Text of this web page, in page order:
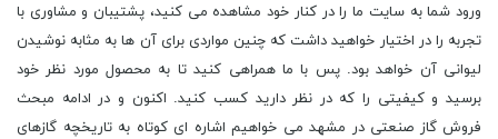
ورود شما به سایت ما را در کنار خود مشاهده می کنید، پشتیبان و مشاوری با
تجربه را در اختیار خواهید داشت که چنین مواردی برای آن ها به مثابه نوشیدن
لیوانی آن خواهد بود. پس با ما همراهی کنید تا به محصول مورد نظر خود
برسید و کیفیتی را که در نظر دارید کسب کنید. اکنون و در ادامه مبحث
فروش گاز صنعتی در مشهد می خواهیم اشاره ای کوتاه به تاریخچه گازهای